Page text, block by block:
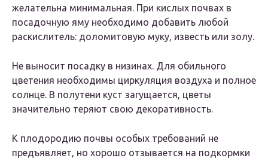
желательна минимальная. При кислых почвах в
посадочную яму необходимо добавить любой
раскислитель: доломитовую муку, известь или золу.
Не выносит посадку в низинах. Для обильного
цветения необходимы циркуляция воздуха и полное
солнце. В полутени куст загущается, цветы
значительно теряют свою декоративность.
К плодородию почвы особых требований не
предъявляет, но хорошо отзывается на подкормки